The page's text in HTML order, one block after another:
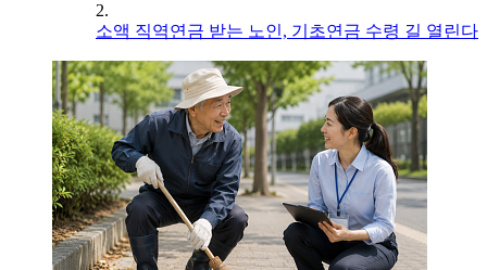
2.
소액 직역연금 받는 노인, 기초연금 수령 길 열린다